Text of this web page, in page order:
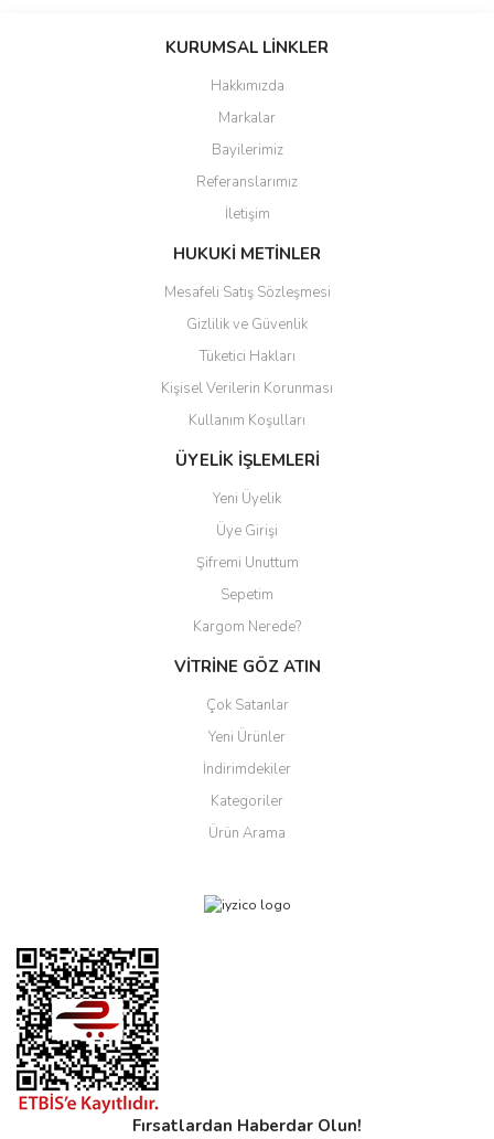
tarafımıza iletebilirsiniz.
Ürün resmi kalitesiz, bozuk veya görüntülenemiyor.
Ürün açıklamasında eksik bilgiler bulunuyor.
Ürün bilgilerinde hatalar bulunuyor.
Ürün fiyatı diğer sitelerden daha pahalı.
Bu ürüne benzer farklı alternatifler olmalı.
Gönder
KURUMSAL LİNKLER
Hakkımızda
Markalar
Bayilerimiz
Referanslarımız
İletişim
HUKUKİ METİNLER
Mesafeli Satış Sözleşmesi
Gizlilik ve Güvenlik
Tüketici Hakları
Kişisel Verilerin Korunması
Kullanım Koşulları
ÜYELİK İŞLEMLERİ
Yeni Üyelik
Üye Girişi
Şifremi Unuttum
Sepetim
Kargom Nerede?
VİTRİNE GÖZ ATIN
Çok Satanlar
Yeni Ürünler
İndirimdekiler
Kategoriler
Ürün Arama
Fırsatlardan Haberdar Olun!